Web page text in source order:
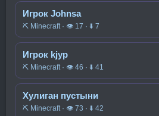
Игрок Johnsa
⛏️ Minecraft · 👁 17 · ⬇ 7
Игрок kjyp
⛏️ Minecraft · 👁 46 · ⬇ 41
Хулиган пустыни
⛏️ Minecraft · 👁 73 · ⬇ 42